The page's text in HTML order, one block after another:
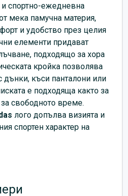
спортно-ежедневна
мека памучна материя,
и удобство през целия
елементи придават
подходящо за хора
кройка позволява
дънки, къси панталони или
е подходяща както за
свободното време.
лого допълва визията и
спортен характер на